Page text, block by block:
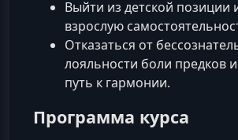
Выйти из детской позиции
взрослую
Отказаться от
лояльности боли предков
путь к гармонии.
Программа курса